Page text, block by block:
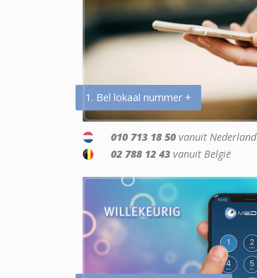
1. Bel lokaal nummer +
010 713 18 50 vanuit Nederland
02 788 12 43 vanuit België